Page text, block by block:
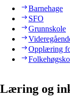
Barnehage
SFO
Grunnskole
Opplæring
Læring og